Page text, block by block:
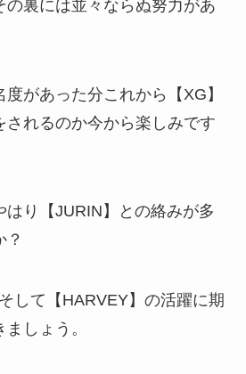
の裏には並々ならぬ努力があ
があった分これから【XG】
されるのか今から楽しみです
はり【JURIN】との絡みが多
？
して【HARVEY】の活躍に期
しょう。